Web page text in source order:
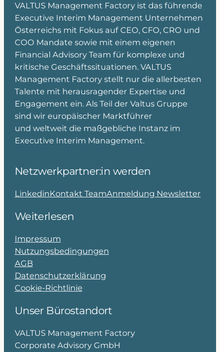
VALTUS Management Factory ist das führende
Executive Interim Management Unternehmen
Österreichs mit Fokus auf CEO, CFO, CRO und
COO Mandate sowie mit einem eigenen
Financial Advisory Team für komplexe und
kritische Geschäftssituationen. VALTUS
Management Factory stellt nur die allerbesten
Talente mit herausragender Expertise und
Engagement ein. Als Teil der Valtus Gruppe
sind wir europäischer Marktführer
und weltweit die maßgebliche Instanz im
Executive Interim Management.
Netzwerkpartner:in werden
LinkedinKontakt TeamAnmeldung Newsletter
Weiterlesen
Impressum
Nutzungsbedingungen
AGB
Datenschutzerklärung
Cookie-Richtlinie
Unser Bürostandort
VALTUS Management Factory
Corporate Advisory GmbH